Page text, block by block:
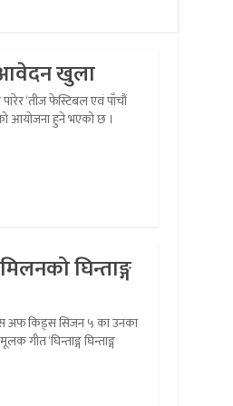
आवेदन खुला
‘तीज फेस्टिबल एवं पाँचौं
आयोजना हुने भएको छ ।
घिन्ताङ्ग
अफ किड्स सिजन ५ का उनका
गीत ‘घिन्ताङ्ग घिन्ताङ्ग